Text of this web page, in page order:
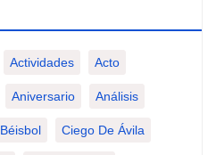
Actividades Acto
Aniversario Análisis
Béisbol Ciego De Ávila